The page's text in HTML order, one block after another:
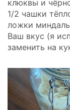
клюквы и
1/2 чашки
ложки
Ваш вкус (я
заменить на